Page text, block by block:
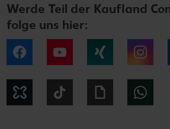
Werde Teil der Kaufland
folge uns hier:
Facebook YouTube
Kununu Giphy